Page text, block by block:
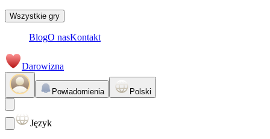
Wszystkie gry
BlogO nasKontakt
Darowizna
Powiadomienia Polski
Język